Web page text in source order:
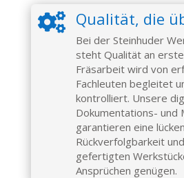
 Qualität, die
Bei der Steinhuder
steht Qualität an
Fräsarbeit wird von
Fachleuten begleitet
kontrolliert. Unsere
Dokumentations- und
garantieren eine
Rückverfolgbarkeit
gefertigten
Ansprüchen genügen.